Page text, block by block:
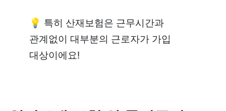
💡 특히 산재보험은 근무시간과
관계없이 대부분의 근로자가 가입
대상이에요!